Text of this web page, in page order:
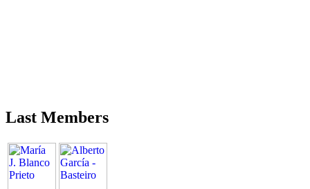
Last Members